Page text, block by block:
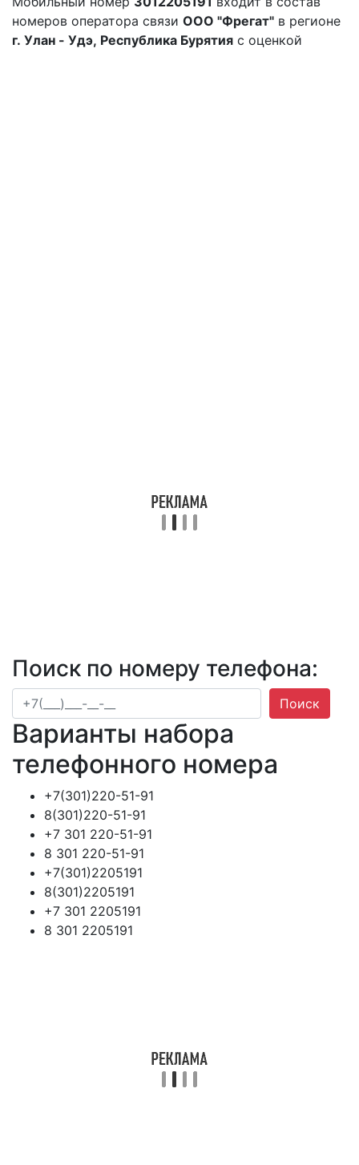
номеров оператора связи ООО "Фрегат" в регионе
г. Улан - Удэ, Республика Бурятия с оценкой
Поиск по номеру телефона:
Поиск
Варианты набора
телефонного номера
+7(301)220-51-91
8(301)220-51-91
+7 301 220-51-91
8 301 220-51-91
+7(301)2205191
8(301)2205191
+7 301 2205191
8 301 2205191